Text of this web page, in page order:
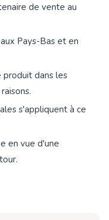
de vente au
Pays-Bas et en
produit dans les
s'appliquent à ce
en vue d'une